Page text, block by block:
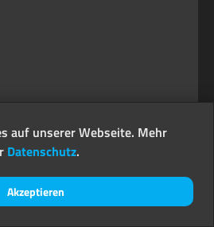
up
STUDIO
auf unserer Webseite. Mehr
Datenschutz.
Akzeptieren